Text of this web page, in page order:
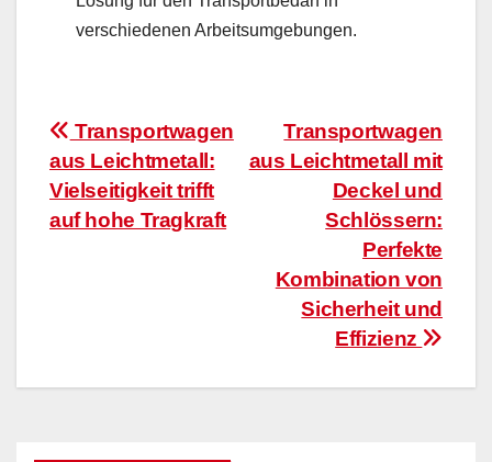
verschiedenen Arbeitsumgebungen.
BeitragsnavigationTransportwagen
aus Leichtmetall mit
Deckel und
Schlössern:
Perfekte
Kombination von
Sicherheit und
Effizienz
Transportwagen
aus Leichtmetall:
Vielseitigkeit trifft
auf hohe Tragkraft